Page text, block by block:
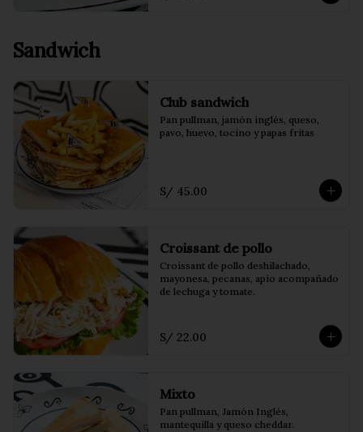
Sandwich
Club sandwich
Pan pullman, jamón inglés, queso,
pavo, huevo, tocino y papas fritas
S/ 45.00
Croissant de pollo
Croissant de pollo deshilachado,
mayonesa, pecanas, apio acompañado
de lechuga y tomate.
S/ 22.00
Mixto
Pan pullman, Jamón Inglés,
mantequilla y queso cheddar.